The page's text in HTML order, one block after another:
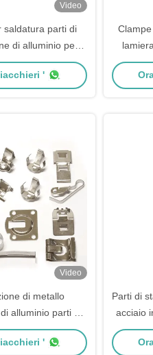
Video
saldatura parti di
di alluminio per
automobilistica
'
Video
di metallo
alluminio parti di
ad alta
'
Parti di
acciaio